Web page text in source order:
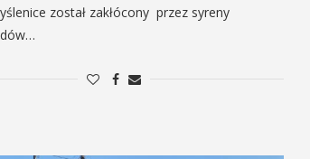
został zakłócony przez syreny